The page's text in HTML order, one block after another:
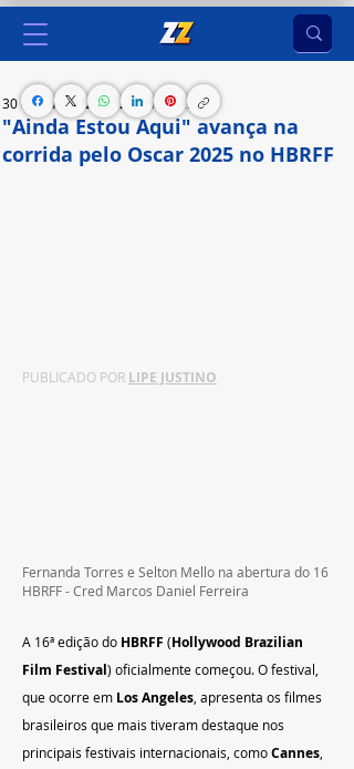
"Ainda Estou Aqui" avança na
corrida pelo Oscar 2025 no HBRFF
30 de out. de 2024 2 min de leitura
PUBLICADO POR LIPE JUSTINO
Fernanda Torres e Selton Mello na abertura do 16
HBRFF - Cred Marcos Daniel Ferreira
A 16ª edição do HBRFF (Hollywood Brazilian
Film Festival) oficialmente começou. O festival,
que ocorre em Los Angeles , apresenta os filmes
brasileiros que mais tiveram destaque nos
principais festivais internacionais, como Cannes